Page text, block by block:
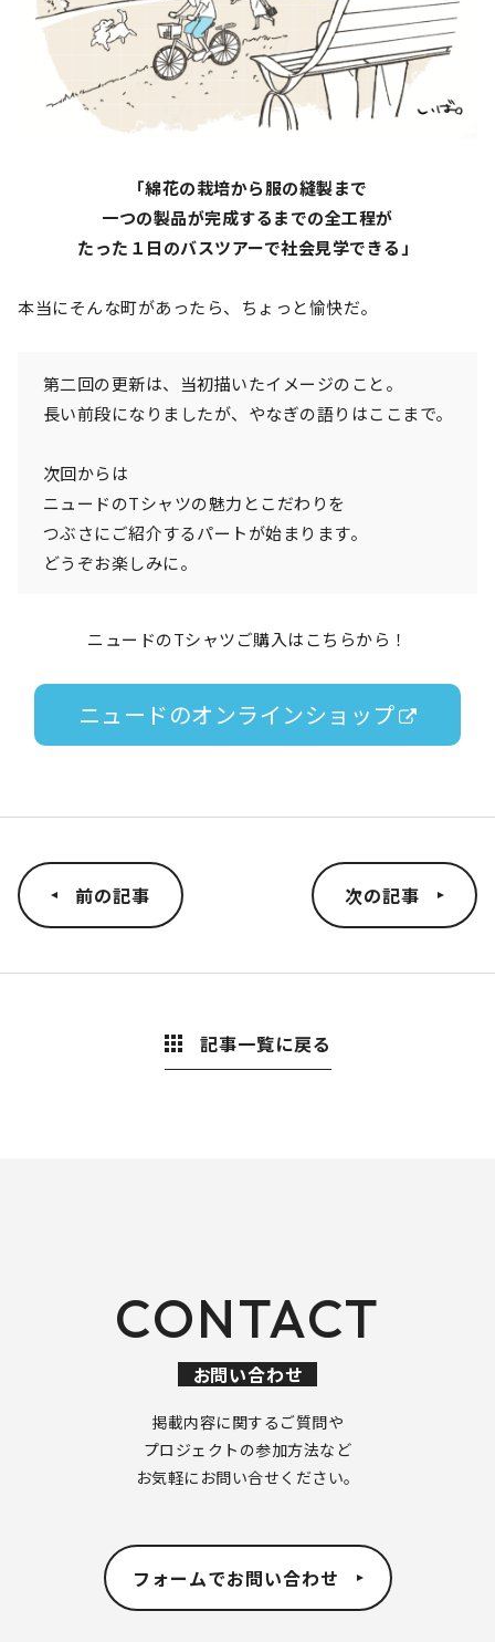
「綿花の栽培から服の縫製まで
一つの製品が完成するまでの全工程が
たった１日のバスツアーで社会見学できる」
本当にそんな町があったら、ちょっと愉快だ。
第二回の更新は、当初描いたイメージのこと。
長い前段になりましたが、やなぎの語りはここまで。
次回からは
ニュードのTシャツの魅力とこだわりを
つぶさにご紹介するパートが始まります。
どうぞお楽しみに。
ニュードのTシャツご購入はこちらから！
ニュードのオンラインショップ
前の記事 次の記事
記事一覧に戻る
CONTACT
お問い合わせ
掲載内容に関するご質問や
プロジェクトの参加方法など
お気軽にお問い合せください。
フォームでお問い合わせ